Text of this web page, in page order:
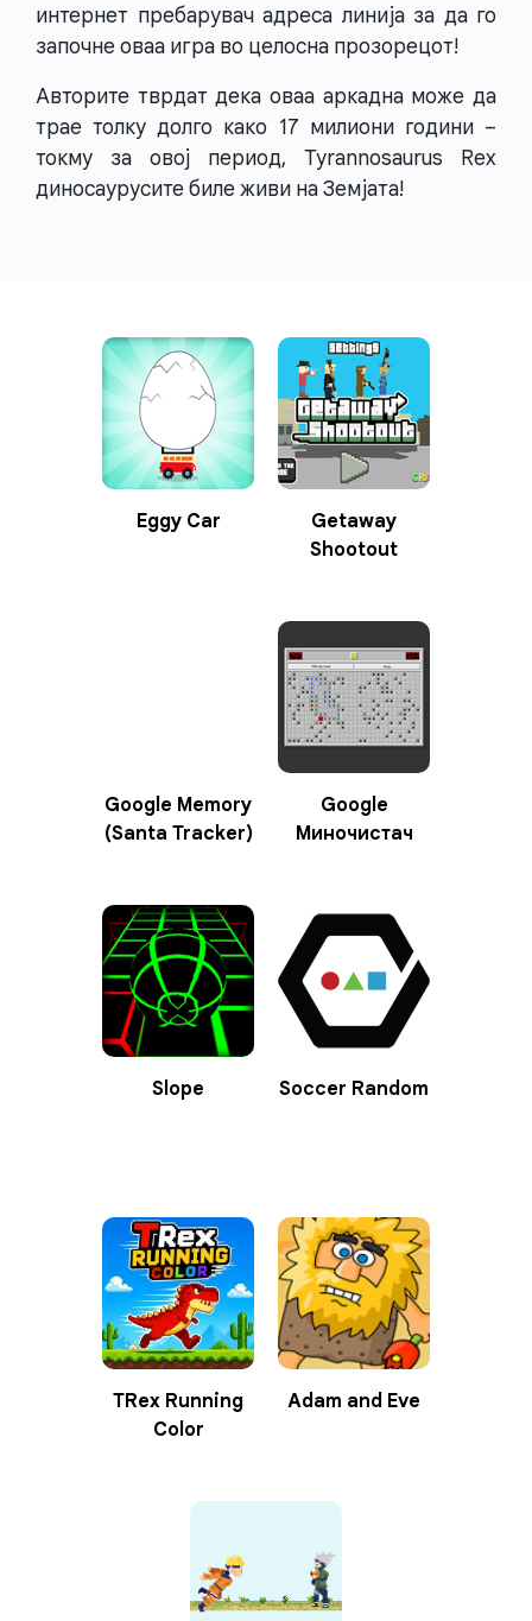
интернет пребарувач адреса линија за да го
започне оваа игра во целосна прозорецот!
Авторите тврдат дека оваа аркадна може да
трае толку долго како 17 милиони години –
токму за овој период, Tyrannosaurus Rex
диносаурусите биле живи на Земјата!
Eggy Car
Getaway
Shootout
Google Memory
(Santa Tracker)
Google
Миночистач
Slope Soccer Random
TRex Running
Color
Adam and Eve